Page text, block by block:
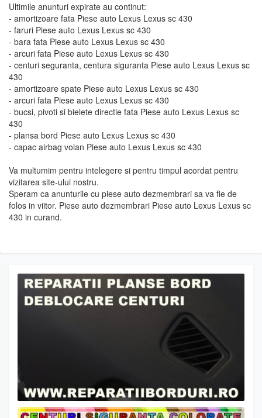
Ultimile anunturi expirate au continut:
- amortizoare fata Piese auto Lexus Lexus sc 430
- faruri Piese auto Lexus Lexus sc 430
- bara fata Piese auto Lexus Lexus sc 430
- arcuri fata Piese auto Lexus Lexus sc 430
- centuri seguranta, centura siguranta Piese auto Lexus Lexus sc
430
- amortizoare spate Piese auto Lexus Lexus sc 430
- arcuri fata Piese auto Lexus Lexus sc 430
- bucsi, pivoti si bielete directie fata Piese auto Lexus Lexus sc
430
- plansa bord Piese auto Lexus Lexus sc 430
- capac airbag volan Piese auto Lexus Lexus sc 430
Va multumim pentru intelegere si pentru timpul acordat pentru
vizitarea site-ului nostru.
Speram ca anunturile cu piese auto dezmembrari sa va fie de
folos in viitor. Piese auto dezmembrari Piese auto Lexus Lexus sc
430 in curand.